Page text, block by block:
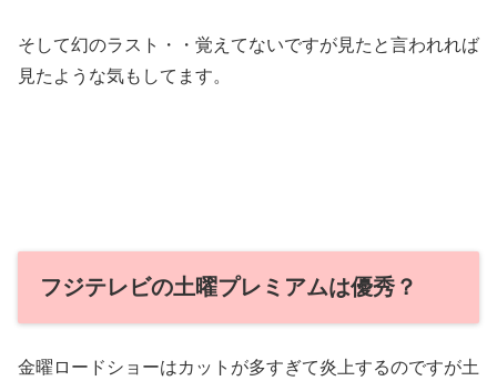
そして幻のラスト・・覚えてないですが見たと言われれば
見たような気もしてます。
フジテレビの土曜プレミアムは優秀？
金曜ロードショーはカットが多すぎて炎上するのですが土